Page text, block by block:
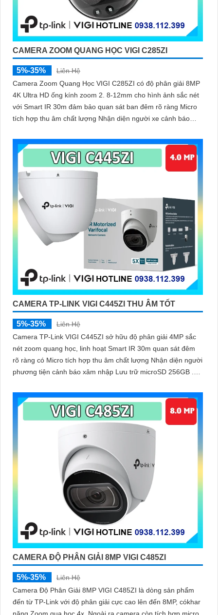
CAMERA ZOOM QUANG HỌC VIGI C285ZI
5%-35%
Liên Hệ
Camera Zoom Quang Học VIGI C285ZI có độ phân giải 8MP
4K Ultra HD ống kính zoom 2. 8-12mm cho hình ảnh sắc nét
với Smart IR 30m đảm bảo quan sát ban đêm rõ ràng Micro
tích hợp thu âm chất lượng Nhận diện người xe cảnh báo
CAMERA TP-LINK VIGI C445ZI THU ÂM TỐT
5%-35%
Liên Hệ
Camera TP-Link VIGI C445ZI sở hữu độ phân giải 4MP sắc
nét zoom quang học, linh hoạt Smart IR 30m quan sát đêm
rõ ràng có Micro tích hợp thu âm chất lượng Nhận diện người
phương tiện cảnh báo xâm nhập Lưu trữ microSD 256GB .
CAMERA ĐỘ PHÂN GIẢI 8MP VIGI C485ZI
5%-35%
Liên Hệ
Camera Độ Phân Giải 8MP VIGI C485ZI là dòng sản phẩm
đến từ TP-Link với độ phân giải cực cao lên đến 8MP, cókhar